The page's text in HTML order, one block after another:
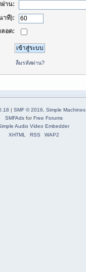
าน:
าที):
ลอด:
ลืมรหัสผ่าน?
SMF © 2016, Simple Machines
SMFAdsfor Free Forums
Audio Video Embedder
XHTML
RSS WAP2